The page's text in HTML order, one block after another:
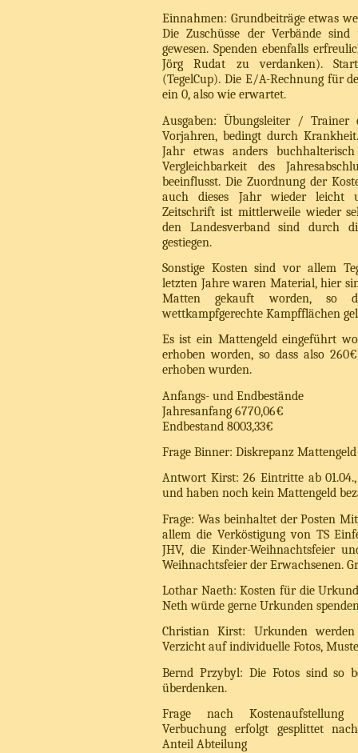
Einnahmen: Grundbeiträge etwas
Die Zuschüsse der Verbände
gewesen. Spenden ebenfalls
Jörg Rudat zu verdanken).
(TegelCup). Die E/A-Rechnung für
ein 0, also wie erwartet.
Ausgaben: Übungsleiter /
Vorjahren, bedingt durch
Jahr etwas anders
Vergleichbarkeit des
beeinflusst. Die Zuordnung der
auch dieses Jahr wieder leicht
Zeitschrift ist mittlerweile wieder
den Landesverband sind durch
gestiegen.
Sonstige Kosten sind vor allem
letzten Jahre waren Material, hier
Matten gekauft worden, so
wettkampfgerechte Kampfflächen
Es ist ein Mattengeld eingeführt
erhoben worden, so dass also
erhoben wurden.
Anfangs- und Endbestände
Jahresanfang 6770,06€
Endbestand 8003,33€
Frage Binner: Diskrepanz
Antwort Kirst: 26 Eintritte ab
und haben noch kein Mattengeld
Frage: Was beinhaltet der Posten
allem die Verköstigung von TS
JHV, die Kinder-Weihnachtsfeier
Weihnachtsfeier der Erwachsenen.
Lothar Naeth: Kosten für die
Neth würde gerne Urkunden
Christian Kirst: Urkunden
Verzicht auf individuelle Fotos,
Bernd Przybyl: Die Fotos sind so
überdenken.
Frage nach
Verbuchung erfolgt gesplittet
Anteil Abteilung